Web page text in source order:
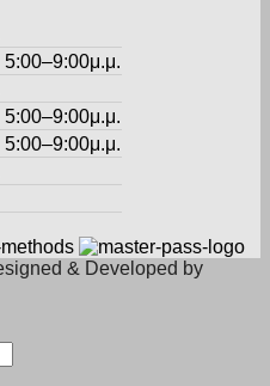
& Developed by